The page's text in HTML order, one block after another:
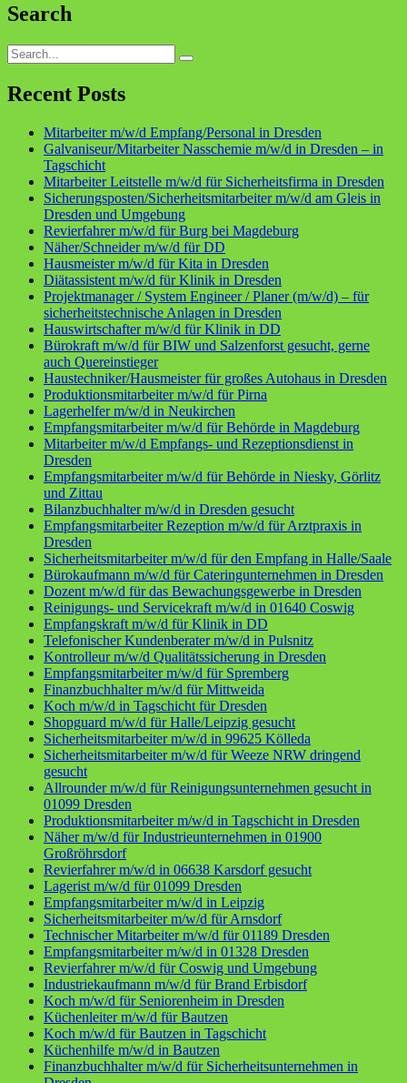
Search
Search
for:
Recent Posts
Mitarbeiter m/w/d Empfang/Personal in Dresden
Galvaniseur/Mitarbeiter Nasschemie m/w/d in Dresden – in
Tagschicht
Mitarbeiter Leitstelle m/w/d für Sicherheitsfirma in Dresden
Sicherungsposten/Sicherheitsmitarbeiter m/w/d am Gleis in
Dresden und Umgebung
Revierfahrer m/w/d für Burg bei Magdeburg
Näher/Schneider m/w/d für DD
Hausmeister m/w/d für Kita in Dresden
Diätassistent m/w/d für Klinik in Dresden
Projektmanager / System Engineer / Planer (m/w/d) – für
sicherheitstechnische Anlagen in Dresden
Hauswirtschafter m/w/d für Klinik in DD
Bürokraft m/w/d für BIW und Salzenforst gesucht, gerne
auch Quereinstieger
Haustechniker/Hausmeister für großes Autohaus in Dresden
Produktionsmitarbeiter m/w/d für Pirna
Lagerhelfer m/w/d in Neukirchen
Empfangsmitarbeiter m/w/d für Behörde in Magdeburg
Mitarbeiter m/w/d Empfangs- und Rezeptionsdienst in
Dresden
Empfangsmitarbeiter m/w/d für Behörde in Niesky, Görlitz
und Zittau
Bilanzbuchhalter m/w/d in Dresden gesucht
Empfangsmitarbeiter Rezeption m/w/d für Arztpraxis in
Dresden
Sicherheitsmitarbeiter m/w/d für den Empfang in Halle/Saale
Bürokaufmann m/w/d für Cateringunternehmen in Dresden
Dozent m/w/d für das Bewachungsgewerbe in Dresden
Reinigungs- und Servicekraft m/w/d in 01640 Coswig
Empfangskraft m/w/d für Klinik in DD
Telefonischer Kundenberater m/w/d in Pulsnitz
Kontrolleur m/w/d Qualitätssicherung in Dresden
Empfangsmitarbeiter m/w/d für Spremberg
Finanzbuchhalter m/w/d für Mittweida
Koch m/w/d in Tagschicht für Dresden
Shopguard m/w/d für Halle/Leipzig gesucht
Sicherheitsmitarbeiter m/w/d in 99625 Kölleda
Sicherheitsmitarbeiter m/w/d für Weeze NRW dringend
gesucht
Allrounder m/w/d für Reinigungsunternehmen gesucht in
01099 Dresden
Produktionsmitarbeiter m/w/d in Tagschicht in Dresden
Näher m/w/d für Industrieunternehmen in 01900
Großröhrsdorf
Revierfahrer m/w/d in 06638 Karsdorf gesucht
Lagerist m/w/d für 01099 Dresden
Empfangsmitarbeiter m/w/d in Leipzig
Sicherheitsmitarbeiter m/w/d für Arnsdorf
Technischer Mitarbeiter m/w/d für 01189 Dresden
Empfangsmitarbeiter m/w/d in 01328 Dresden
Revierfahrer m/w/d für Coswig und Umgebung
Industriekaufmann m/w/d für Brand Erbisdorf
Koch m/w/d für Seniorenheim in Dresden
Küchenleiter m/w/d für Bautzen
Koch m/w/d für Bautzen in Tagschicht
Küchenhilfe m/w/d in Bautzen
Finanzbuchhalter m/w/d für Sicherheitsunternehmen in